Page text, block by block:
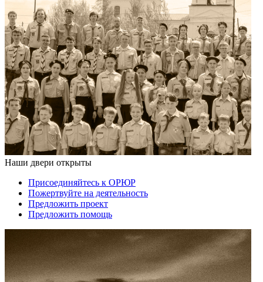
Наши двери открыты
Присоединяйтесь к ОРЮР
Пожертвуйте на деятельность
Предложить проект
Предложить помощь